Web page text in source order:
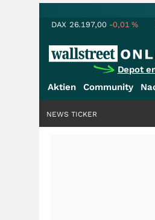
DAX 26.197,00 -0,01%
Depot
Aktien Community
NEWS TICKER